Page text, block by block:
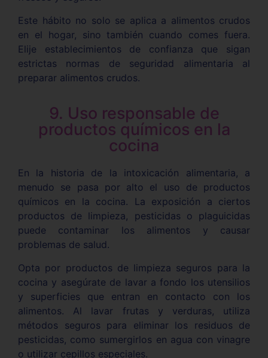
Este hábito no solo se aplica a alimentos crudos
en el hogar, sino también cuando comes fuera.
Elije establecimientos de confianza que sigan
estrictas normas de seguridad alimentaria al
preparar alimentos crudos.
9. Uso responsable de
productos químicos en la
cocina
En la historia de la intoxicación alimentaria, a
menudo se pasa por alto el uso de productos
químicos en la cocina. La exposición a ciertos
productos de limpieza, pesticidas o plaguicidas
puede contaminar los alimentos y causar
problemas de salud.
Opta por productos de limpieza seguros para la
cocina y asegúrate de lavar a fondo los utensilios
y superficies que entran en contacto con los
alimentos. Al lavar frutas y verduras, utiliza
métodos seguros para eliminar los residuos de
pesticidas, como sumergirlos en agua con vinagre
o utilizar cepillos especiales.